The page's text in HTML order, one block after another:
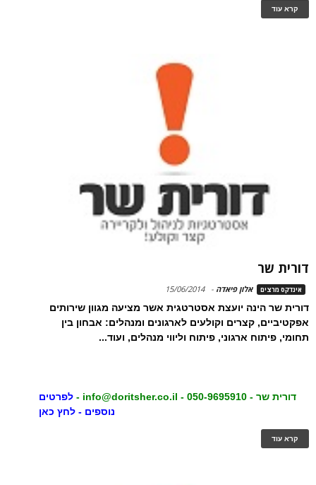
קרא עוד
דורית שר
אינדקס מרצים אלון פיאדה -
15/06/2014
דורית שר הינה יועצת אסטרטגית אשר מציעה מגוון שירותים
אפקטיביים, קצרים וקולעים לארגונים ומנהלים: אבחון בין
תחומי, פיתוח ארגוני, פיתוח וליווי מנהלים, ועוד...
דורית שר - 050-9695910 -
info@doritsher.co.il
- לפרטים
נוספים - לחץ כאן
קרא עוד